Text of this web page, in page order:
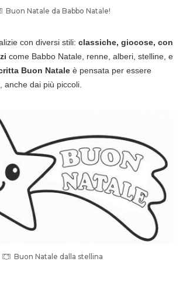
Buon Natale da Babbo Natale!
con diversi stili: classiche, giocose, con
come Babbo Natale, renne, alberi, stelline, e
Buon Natale è pensata per essere
anche dai più piccoli.
Buon Natale dalla stellina